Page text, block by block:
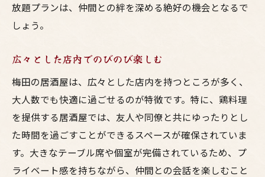
予算を気にせず楽しむ梅田の鶏料理居酒屋
お得な飲み放題プランの選び方
予算内で楽しむためのコツ
大人数でシェアする鶏料理
リーズナブルな居酒屋リスト
予算を抑えるためのポイント
梅田で新鮮な鶏料理を楽しめる居酒屋の選び方
放題プランは、仲間との絆を深める絶好の機会となるで
しょう。
広々とした店内でのびのび楽しむ
梅田の居酒屋は、広々とした店内を持つところが多く、
大人数でも快適に過ごせるのが特徴です。特に、鶏料理
を提供する居酒屋では、友人や同僚と共にゆったりとし
た時間を過ごすことができるスペースが確保されていま
す。大きなテーブル席や個室が完備されているため、プ
ライベート感を持ちながら、仲間との会話を楽しむこと